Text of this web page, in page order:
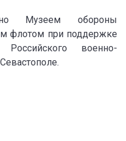
Музеем обороны
флотом при поддержке
Российского военно-